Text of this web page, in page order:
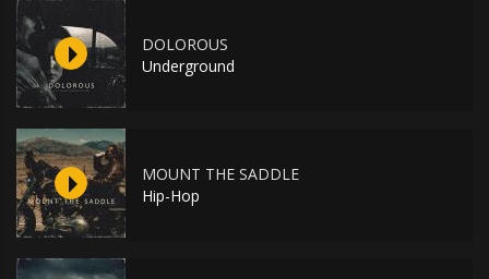
DOLOROUS
Underground
MOUNT THE SADDLE
Hip-Hop